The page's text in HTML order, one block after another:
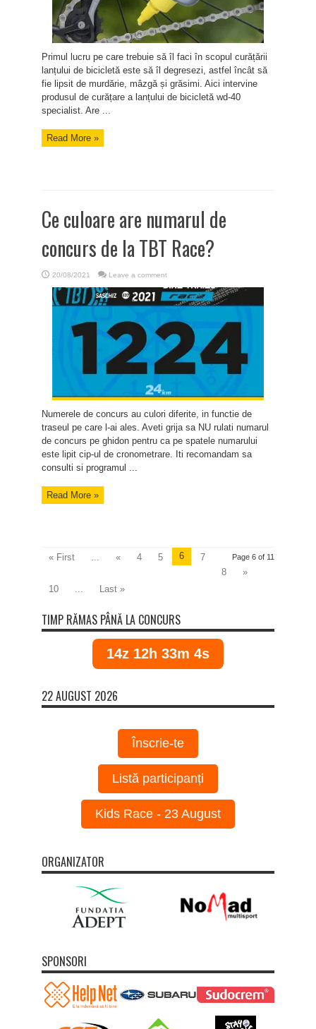
Primul lucru pe care trebuie să îl faci în scopul curățării
lanțului de bicicletă este să îl degresezi, astfel încât să
fie lipsit de murdărie, mâzgă și grăsimi. Aici intervine
produsul de curățare a lanțului de bicicletă wd-40
specialist. Are ...
Read More »
Ce culoare are numarul de
concurs de la TBT Race?
20/08/2021 Leave a comment
Numerele de concurs au culori diferite, in functie de
traseul pe care l-ai ales. Aveti grija sa NU rulati numarul
de concurs pe ghidon pentru ca pe spatele numarului
este lipit cip-ul de cronometrare. Iti recomandam sa
consulti si programul ...
Read More »
Page 6 of 11
« First ... « 4 5 6
7
8
»
10
... Last »
TIMP RĂMAS PÂNĂ LA CONCURS
14z 12h 33m 3s
22 AUGUST 2026
Înscrie-te
Listă participanți
Kids Race - 23 August
ORGANIZATOR
SPONSORI